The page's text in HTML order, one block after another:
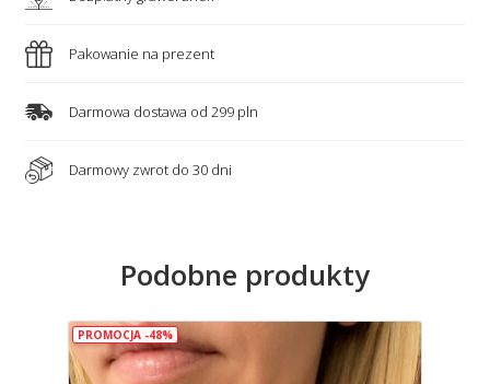
Pakowanie na prezent
Darmowa dostawa od 299 pln
Darmowy zwrot do 30 dni
Podobne produkty
PROMOCJA -48%